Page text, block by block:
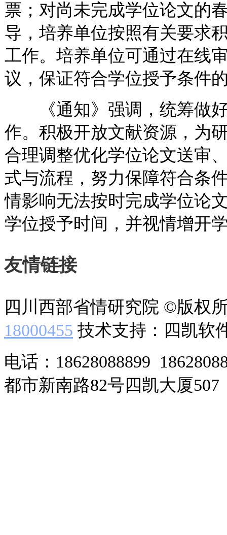
票；对尚未完成学位论文的
导，培养单位按照有关要求
工作。培养单位可通过在线
议，保证符合学位授予条件
《通知》强调，统筹做好
作。积极开放文献资源，为
合理调整优化学位论文送审
式与流程，努力保障符合条
情影响无法按时完成学位论
学位授予时间，并视情增开
友情链接
四川西部省情研究院 ©版权
18000455 技术支持：四凯软
电话：18628088899
都市新南路82号四凯大厦507